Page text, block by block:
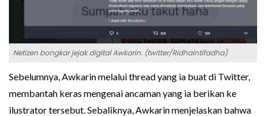
Netizen bongkar jejak digital Awkarin. (twitter/RidhaIntifadha)
Sebelumnya, Awkarin melalui thread yang ia buat di Twitter,
membantah keras mengenai ancaman yang ia berikan ke
ilustrator tersebut. Sebaliknya, Awkarin menjelaskan bahwa